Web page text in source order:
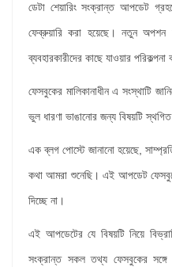
ডেটা শেয়ারিং সংক্রান্ত আপডেট
ফেব্রুয়ারি করা হয়েছে। নতুন
ব্যবহারকারীদের কাছে যাওয়ার
ফেসবুকের মালিকানাধীন এ সংস্থাটি
ভুল ধারণা ভাঙানোর জন্য বিষয়টি
এক ব্লগ পোস্টে জানানো হয়েছে,
কথা আমরা শুনেছি। এই আপডেট
দিচ্ছে না।
এই আপডেটের যে বিষয়টি নিয়ে
সংক্রান্ত সকল তথ্য ফেসবুকের